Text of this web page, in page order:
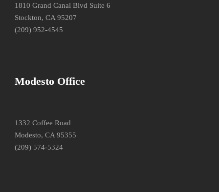
1810 Grand Canal Blvd Suite 6
Stockton, CA 95207
(209) 952-4545
Modesto Office
1332 Coffee Road
Modesto, CA 95355
(209) 574-5324